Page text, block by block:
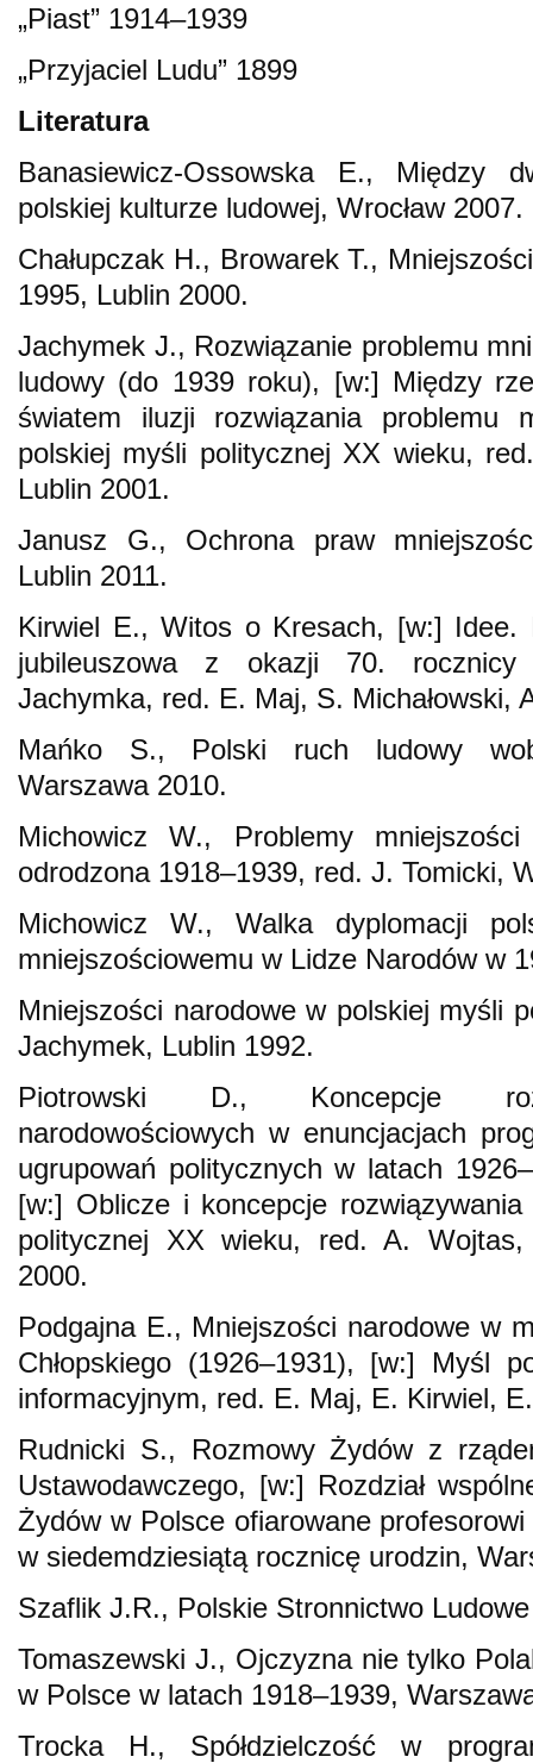
„Piast” 1914–1939
„Przyjaciel Ludu” 1899
Literatura
Banasiewicz-Ossowska E., Między
polskiej kulturze ludowej, Wrocław 2007.
Chałupczak H., Browarek T.,
1995, Lublin 2000.
Jachymek J., Rozwiązanie problemu
ludowy (do 1939 roku), [w:] Między
światem iluzji rozwiązania problemu
polskiej myśli politycznej XX wieku,
Lublin 2001.
Janusz G., Ochrona praw
Lublin 2011.
Kirwiel E., Witos o Kresach, [w:] Idee.
jubileuszowa z okazji 70.
Jachymka, red. E. Maj, S. Michałowski,
Mańko S., Polski ruch ludowy
Warszawa 2010.
Michowicz W., Problemy
odrodzona 1918–1939, red. J. Tomicki,
Michowicz W., Walka dyplomacji
mniejszościowemu w Lidze Narodów w
Mniejszości narodowe w polskiej myśli
Jachymek, Lublin 1992.
Piotrowski D., Koncepcje
narodowościowych w enuncjacjach
ugrupowań politycznych w latach
[w:] Oblicze i koncepcje
politycznej XX wieku, red. A.
2000.
Podgajna E., Mniejszości narodowe w
Chłopskiego (1926–1931), [w:] Myśl
informacyjnym, red. E. Maj, E. Kirwiel,
Rudnicki S., Rozmowy Żydów z
Ustawodawczego, [w:] Rozdział
Żydów w Polsce ofiarowane
w siedemdziesiątą rocznicę urodzin,
Szaflik J.R., Polskie Stronnictwo
Tomaszewski J., Ojczyzna nie tylko
w Polsce w latach 1918–1939,
Trocka H., Spółdzielczość w